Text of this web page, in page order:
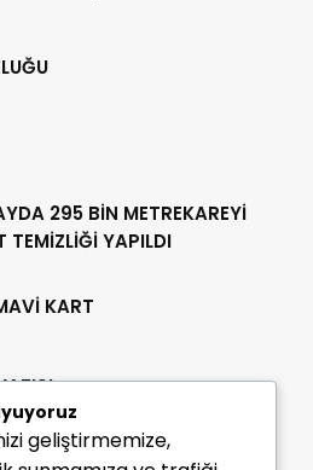
295 BİN METREKAREYİ
YAPILDI
KART
geliştirmemize,